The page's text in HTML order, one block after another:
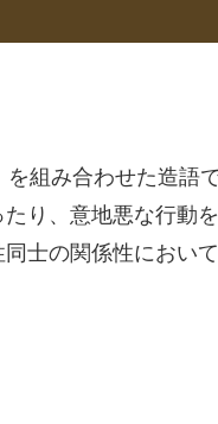
組み合わせた造語
り、意地悪な行動
士の関係性におい